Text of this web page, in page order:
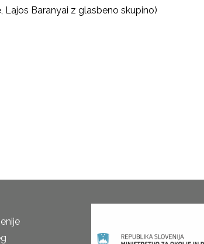
Lajos Baranyai z glasbeno skupino)